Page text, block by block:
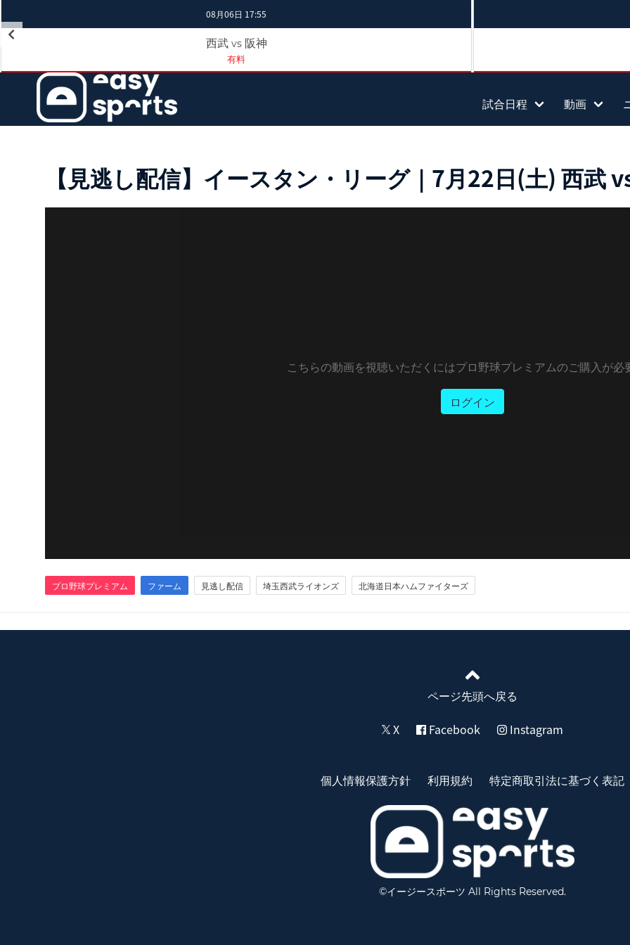
08月06日 17:55
西武 vs 阪神
有料
試合日程 動画
【見逃し配信】イースタン・リーグ｜7月22日(土) 西武
こちらの動画を視聴いただくにはプロ野球プレミアムのご購入が必
ログイン
プロ野球プレミアム ファーム 見逃し配信 埼玉西武ライオンズ 北海道日本ハムファイターズ
ページ先頭へ戻る
X
Facebook Instagram
個人情報保護方針 利用規約 特定商取引法に基づく表記
©イージースポーツ All Rights Reserved.